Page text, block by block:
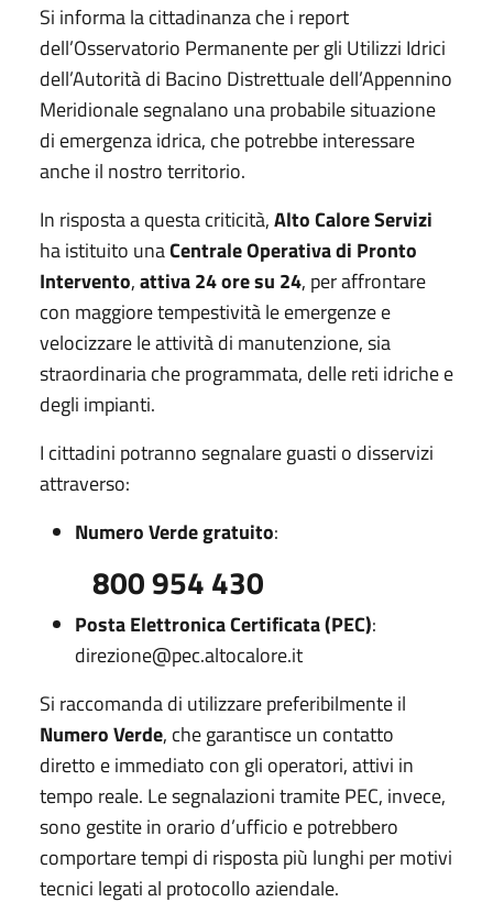
Si informa la cittadinanza che i report
dell’Osservatorio Permanente per gli Utilizzi Idrici
dell’Autorità di Bacino Distrettuale dell’Appennino
Meridionale segnalano una probabile situazione
di emergenza idrica, che potrebbe interessare
anche il nostro territorio.
In risposta a questa criticità,Alto Calore Servizi
ha istituito unaCentrale Operativa di Pronto
Intervento,attiva 24 ore su 24, per affrontare
con maggiore tempestività le emergenze e
velocizzare le attività di manutenzione, sia
straordinaria che programmata, delle reti idriche e
degli impianti.
I cittadini potranno segnalare guasti o disservizi
attraverso:
Numero Verde gratuito:
800 954 430
Posta Elettronica Certificata (PEC):
direzione@pec.altocalore.it
Si raccomanda di utilizzare preferibilmente il
Numero Verde, che garantisce un contatto
diretto e immediato con gli operatori, attivi in
tempo reale. Le segnalazioni tramite PEC, invece,
sono gestite in orario d’ufficio e potrebbero
comportare tempi di risposta più lunghi per motivi
tecnici legati al protocollo aziendale.